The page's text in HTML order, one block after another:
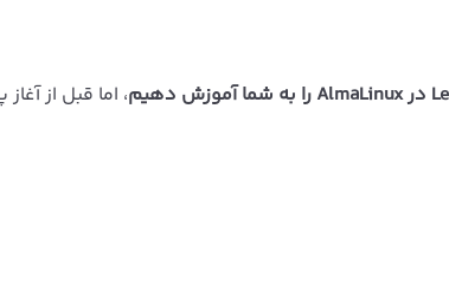
، اما قبل از